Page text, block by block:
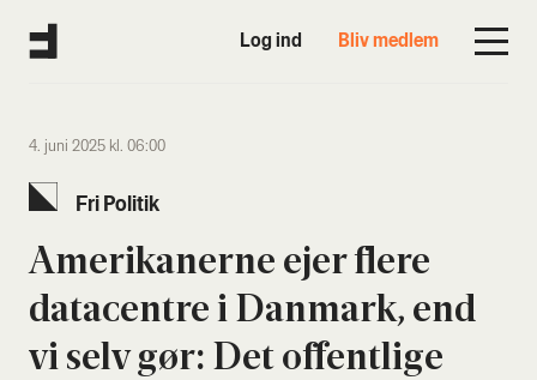
Log ind Bliv medlem
4. juni 2025 kl. 06:00
Fri Poli­tik
Ame­ri­ka­ner­ne ejer fle­re
data­cen­tre i Dan­mark, end
vi selv gør: Det offent­li­ge